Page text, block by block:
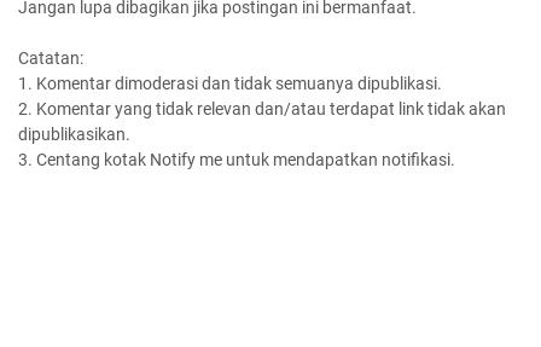
Jangan lupa dibagikan jika postingan ini bermanfaat.
Catatan:
1. Komentar dimoderasi dan tidak semuanya dipublikasi.
2. Komentar yang tidak relevan dan/atau terdapat link tidak akan
dipublikasikan.
3. Centang kotak Notify me untuk mendapatkan notifikasi.